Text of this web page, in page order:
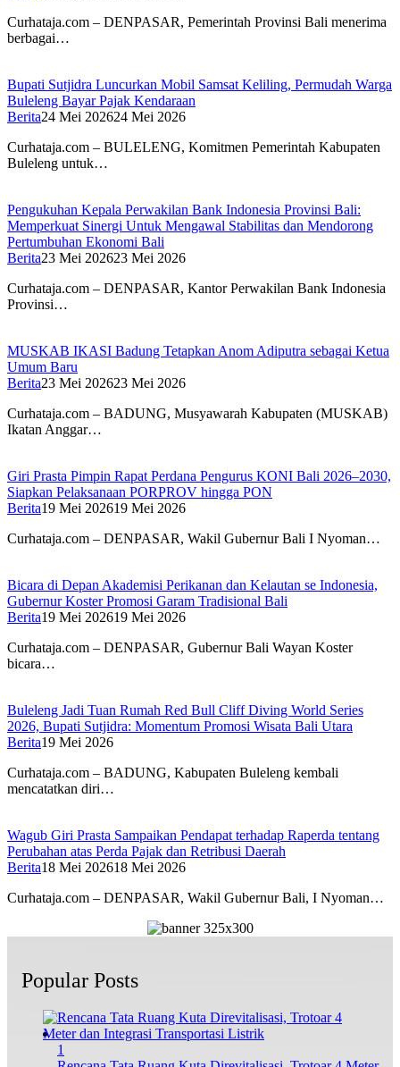
Curhataja.com – DENPASAR, Pemerintah Provinsi Bali menerima
berbagai…
Bupati Sutjidra Luncurkan Mobil Samsat Keliling, Permudah Warga
Buleleng Bayar Pajak Kendaraan
Berita24 Mei 202624 Mei 2026
Curhataja.com – BULELENG, Komitmen Pemerintah Kabupaten
Buleleng untuk…
Pengukuhan Kepala Perwakilan Bank Indonesia Provinsi Bali:
Memperkuat Sinergi Untuk Mengawal Stabilitas dan Mendorong
Pertumbuhan Ekonomi Bali
Berita23 Mei 202623 Mei 2026
Curhataja.com – DENPASAR, Kantor Perwakilan Bank Indonesia
Provinsi…
MUSKAB IKASI Badung Tetapkan Anom Adiputra sebagai Ketua
Umum Baru
Berita23 Mei 202623 Mei 2026
Curhataja.com – BADUNG, Musyawarah Kabupaten (MUSKAB)
Ikatan Anggar…
Giri Prasta Pimpin Rapat Perdana Pengurus KONI Bali 2026–2030,
Siapkan Pelaksanaan PORPROV hingga PON
Berita19 Mei 202619 Mei 2026
Curhataja.com – DENPASAR, Wakil Gubernur Bali I Nyoman…
Bicara di Depan Akademisi Perikanan dan Kelautan se Indonesia,
Gubernur Koster Promosi Garam Tradisional Bali
Berita19 Mei 202619 Mei 2026
Curhataja.com – DENPASAR, Gubernur Bali Wayan Koster
bicara…
Buleleng Jadi Tuan Rumah Red Bull Cliff Diving World Series
2026, Bupati Sutjidra: Momentum Promosi Wisata Bali Utara
Berita19 Mei 2026
Curhataja.com – BADUNG, Kabupaten Buleleng kembali
mencatatkan diri…
Wagub Giri Prasta Sampaikan Pendapat terhadap Raperda tentang
Perubahan atas Perda Pajak dan Retribusi Daerah
Berita18 Mei 202618 Mei 2026
Curhataja.com – DENPASAR, Wakil Gubernur Bali, I Nyoman…
Popular Posts
1